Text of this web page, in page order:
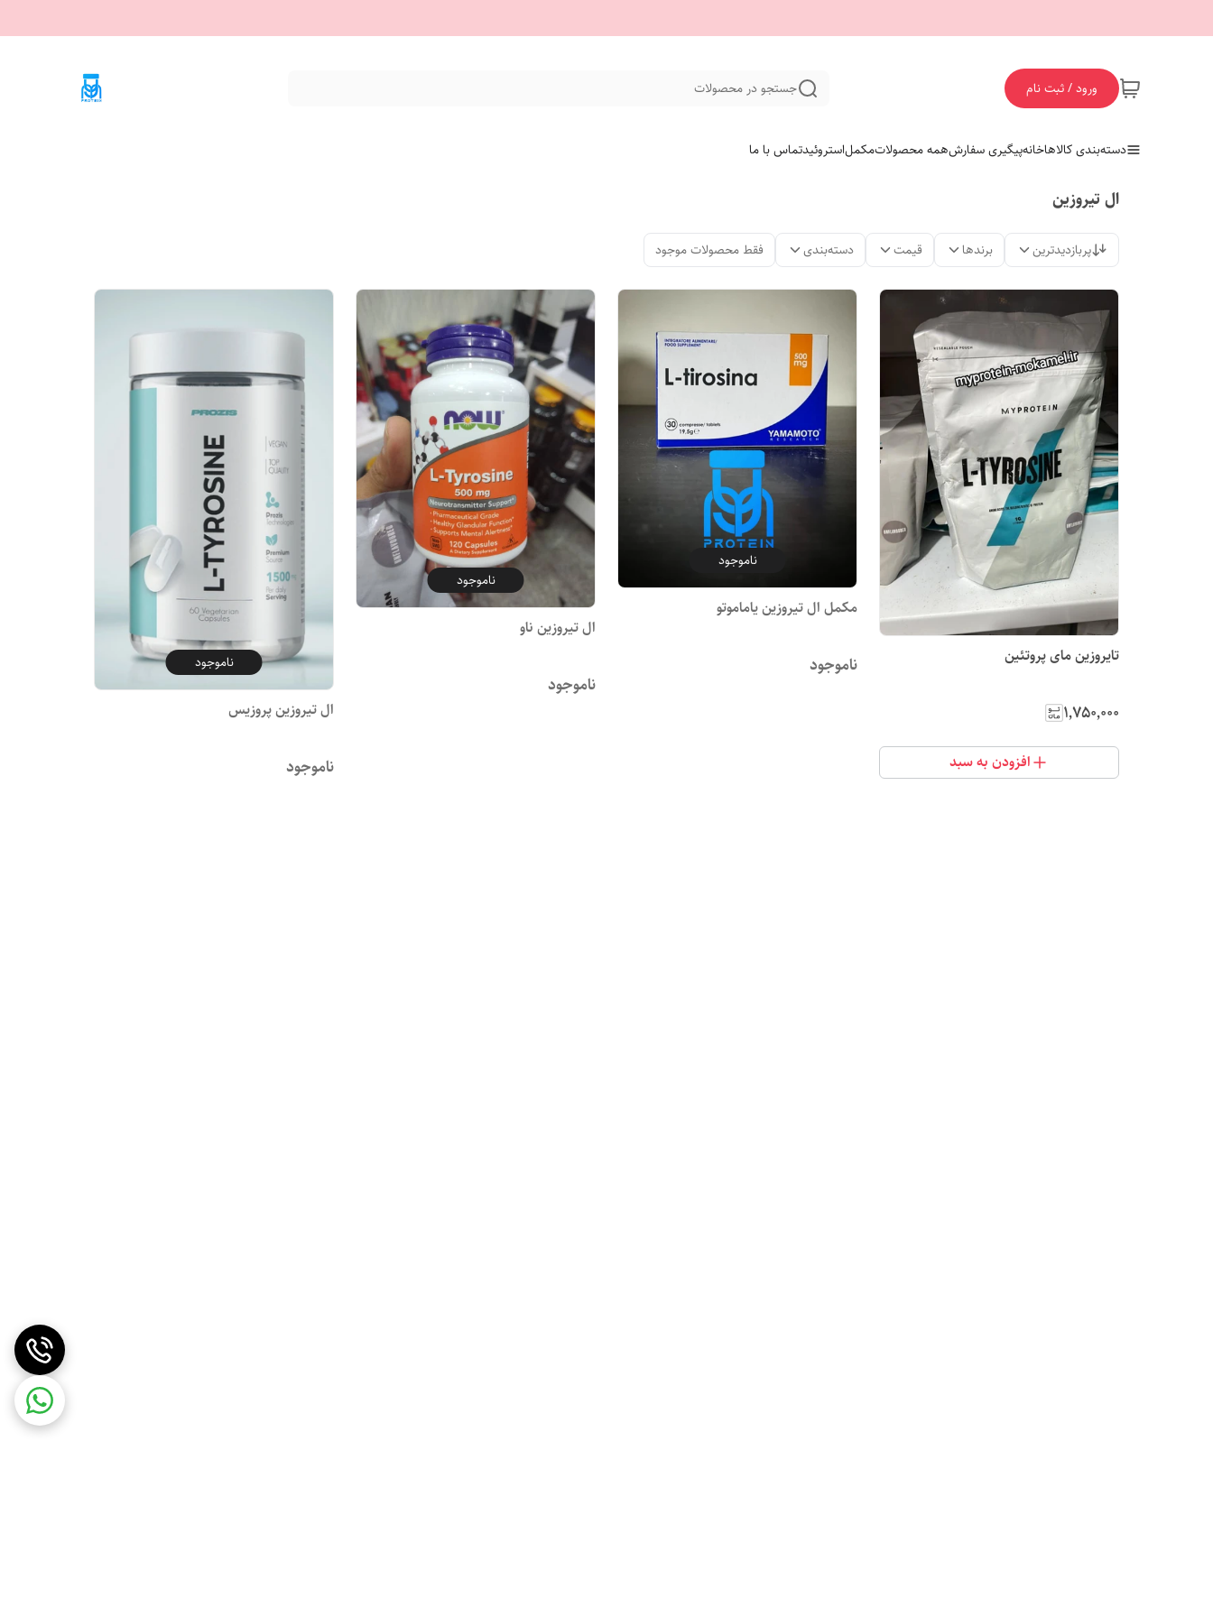
ورود / ثبت نام جستجو در محصولات
دسته‌بندی کالاهاخانهپیگیری سفارشهمه محصولاتمکملاستروئیدتماس با ما
ال تیروزین
پربازدیدترین برندها قیمت دسته‌بندی فقط محصولات موجود
تایروزین مای پروتئین
۱٬۷۵۰٬۰۰۰
افزودن به سبد
ناموجود
مکمل ال تیروزین یاماموتو
ناموجود
ناموجود
ال تیروزین ناو
ناموجود
ناموجود
ال تیروزین پروزیس
ناموجود